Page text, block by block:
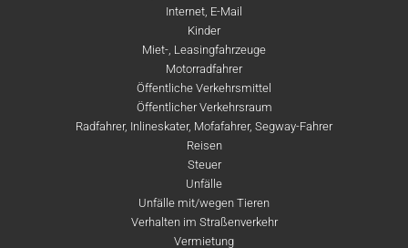
Internet, E-Mail
Kinder
Miet-, Leasingfahrzeuge
Motorradfahrer
Öffentliche Verkehrsmittel
Öffentlicher Verkehrsraum
Radfahrer, Inlineskater, Mofafahrer, Segway-Fahrer
Reisen
Steuer
Unfälle
Unfälle mit/wegen Tieren
Verhalten im Straßenverkehr
Vermietung